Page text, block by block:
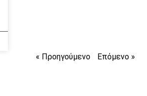
« Προηγούμενο Επόμενο »